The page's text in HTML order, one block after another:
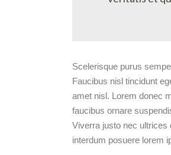
Scelerisque purus
Faucibus nisl tincidunt
amet nisl. Lorem donec
faucibus ornare
Viverra justo nec
interdum posuere lorem